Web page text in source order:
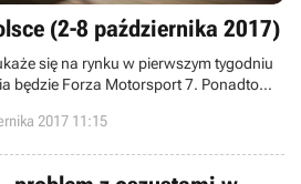
(2-8 października 2017)
się na rynku w pierwszym tygodniu
będzie Forza Motorsport 7. Ponadto
innymi Battle Chasers: Nightwar oraz
Call of the Wild.
2017 11:15